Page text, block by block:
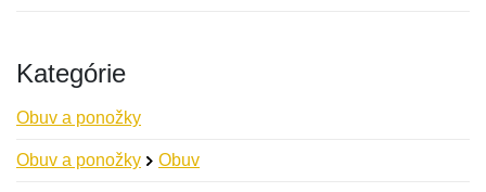
Kategórie
Obuv a ponožky
Obuv a ponožky Obuv